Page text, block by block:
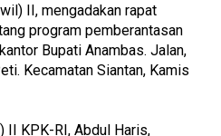
II, mengadakan rapat
program pemberantasan
Bupati Anambas. Jalan,
Kecamatan Siantan, Kamis
II KPK-RI, Abdul Haris,